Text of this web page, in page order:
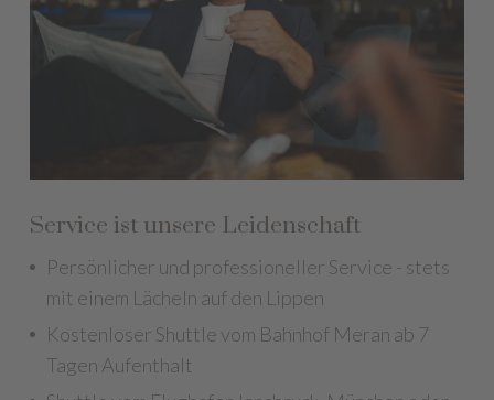
Service ist unsere Leidenschaft
Persönlicher und professioneller Service - stets
mit einem Lächeln auf den Lippen
Kostenloser Shuttle vom Bahnhof Meran ab 7
Tagen Aufenthalt